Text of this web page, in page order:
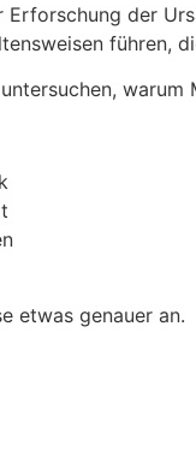
Erforschung der
führen,
etwas genauer an.